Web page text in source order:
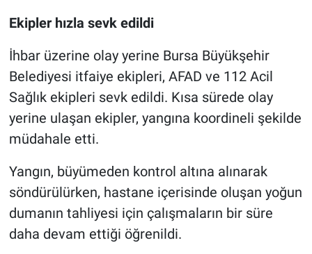
Ekipler hızla sevk edildi
İhbar üzerine olay yerine Bursa Büyükşehir
Belediyesi itfaiye ekipleri, AFAD ve 112 Acil
Sağlık ekipleri sevk edildi. Kısa sürede olay
yerine ulaşan ekipler, yangına koordineli şekilde
müdahale etti.
Yangın, büyümeden kontrol altına alınarak
söndürülürken, hastane içerisinde oluşan yoğun
dumanın tahliyesi için çalışmaların bir süre
daha devam ettiği öğrenildi.